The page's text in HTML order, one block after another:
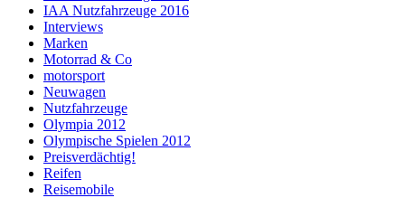
IAA Nutzfahrzeuge 2016
Interviews
Marken
Motorrad & Co
motorsport
Neuwagen
Nutzfahrzeuge
Olympia 2012
Olympische Spielen 2012
Preisverdächtig!
Reifen
Reisemobile